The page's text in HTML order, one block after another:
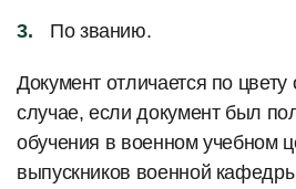
По званию.
Документ отличается по
случае, если документ был
обучения в военном учебном
выпускников военной